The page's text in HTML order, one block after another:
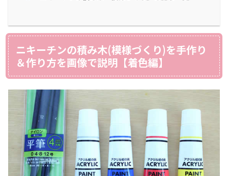
ニキーチンの積み木(模様づくり)を手作り
＆作り方を画像で説明【着色編】